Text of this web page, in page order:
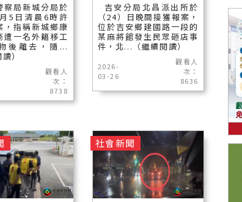
察局新城分局於
5日清晨6時許
，指稱新城鄉康
遭一名外籍移工
後離去，隨...
）
觀看人
次：
8738
吉安分局北昌派出所於
（24）日晚間接獲報案，
位於吉安鄉建國路一段的
某麻將館發生民眾砸店事
件，北...（繼續閱讀）
2026-
03-26
觀看人
次：
8636
社會新聞